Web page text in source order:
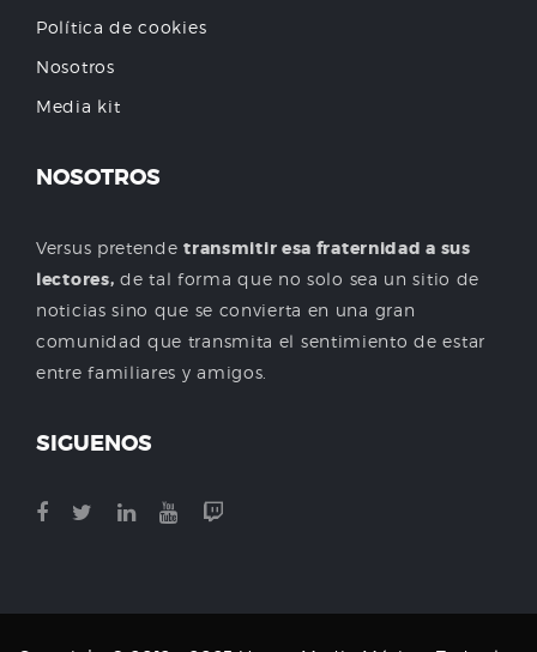
Política de cookies
Nosotros
Media kit
NOSOTROS
Versus pretendetransmitir esa fraternidad a sus
lectores, de tal forma que no solo sea un sitio de
noticias sino que se convierta en una gran
comunidad que transmita el sentimiento de estar
entre familiares y amigos.
SIGUENOS